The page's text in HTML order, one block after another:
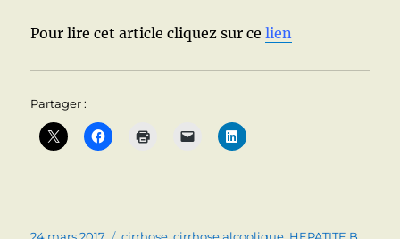
Pour lire cet article cliquez sur celien
Partager :
Publié Catégories